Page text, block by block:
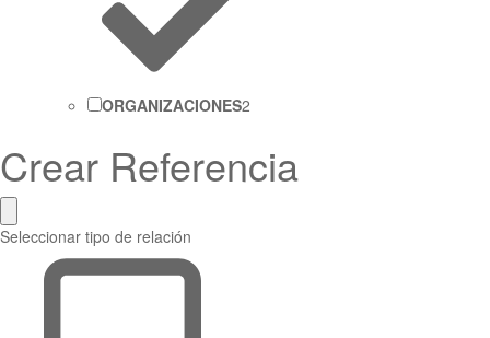
ORGANIZACIONES2
Crear Referencia
Seleccionar tipo de relación